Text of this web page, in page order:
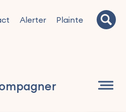
Alerter Plainte